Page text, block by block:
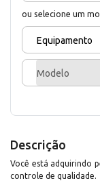
ou selecione um
Equipamento
Modelo
Descrição
Você está adquirindo
controle de qualidade.